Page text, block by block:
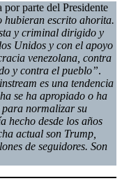
parte del Presidente
hubieran escrito ahorita.
y criminal dirigido y
Unidos y con el apoyo
venezolana, contra
y contra el pueblo”.
es una tendencia
se ha apropiado o ha
para normalizar su
hecho desde los años
actual son Trump,
de seguidores. Son